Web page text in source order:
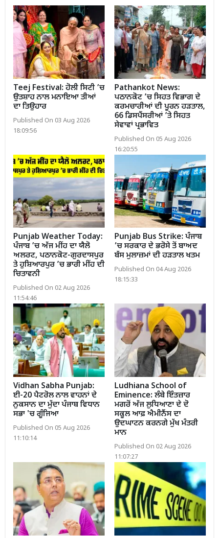
Teej Festival: ਹੋਲੀ ਸਿਟੀ ’ਚ
ਉਤਸ਼ਾਹ ਨਾਲ ਮਨਾਇਆ ਤੀਆਂ
ਦਾ ਤਿਉਹਾਰ
Published On 03 Aug 2026
18:09:56
Pathankot News:
ਪਠਾਨਕੋਟ ’ਚ ਸਿਹਤ ਵਿਭਾਗ ਦੇ
ਕਰਮਚਾਰੀਆਂ ਦੀ ਪੂਰਨ ਹੜਤਾਲ,
66 ਡਿਸਪੈਂਸਰੀਆਂ ’ਤੇ ਸਿਹਤ
ਸੇਵਾਵਾਂ ਪ੍ਰਭਾਵਿਤ
Published On 05 Aug 2026
16:20:55
Punjab Weather Today:
ਪੰਜਾਬ ’ਚ ਅੱਜ ਮੀਂਹ ਦਾ ਯੈਲੋ
ਅਲਰਟ, ਪਠਾਨਕੋਟ-ਗੁਰਦਾਸਪੁਰ
ਤੇ ਹੁਸ਼ਿਆਰਪੁਰ ’ਚ ਭਾਰੀ ਮੀਂਹ ਦੀ
ਚਿਤਾਵਨੀ
Published On 02 Aug 2026
11:54:46
Punjab Bus Strike: ਪੰਜਾਬ
’ਚ ਸਰਕਾਰ ਦੇ ਭਰੋਸੇ ਤੋਂ ਬਾਅਦ
ਬੱਸ ਮੁਲਾਜ਼ਮਾਂ ਦੀ ਹੜਤਾਲ ਖਤਮ
Published On 04 Aug 2026
18:15:33
Vidhan Sabha Punjab:
ਈ-20 ਪੈਟਰੋਲ ਨਾਲ ਵਾਹਨਾਂ ਦੇ
ਨੁਕਸਾਨ ਦਾ ਮੁੱਦਾ ਪੰਜਾਬ ਵਿਧਾਨ
ਸਭਾ 'ਚ ਗੂੰਜਿਆ
Published On 05 Aug 2026
11:10:14
Ludhiana School of
Eminence: ਲੰਬੇ ਇੰਤਜ਼ਾਰ
ਮਗਰੋਂ ਅੱਜ ਲੁਧਿਆਣਾ ਦੇ ਦੋ
ਸਕੂਲ ਆਫ਼ ਐਮੀਨੈਂਸ ਦਾ
ਉਦਘਾਟਨ ਕਰਨਗੇ ਮੁੱਖ ਮੰਤਰੀ
ਮਾਨ
Published On 02 Aug 2026
11:07:27